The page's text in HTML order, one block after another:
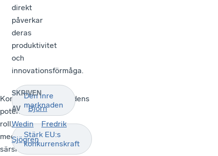
direkt
påverkar
deras
produktivitet
och
innovationsförmåga.
Konkurrenskraftsfondens
potentiella
roll,
med
särskilt
Den inre
marknaden
Stärk EU:s
konkurrenskraft
SKRIVEN
AV
Björn
Wedin
Fredrik
Sjögren